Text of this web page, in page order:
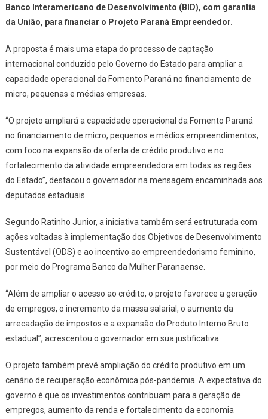
De
Em
Créditos
Banco Interamericano de Desenvolvimento (BID), com garantia
da União, para financiar o Projeto Paraná Empreendedor.
A proposta é mais uma etapa do processo de captação
internacional conduzido pelo Governo do Estado para ampliar a
capacidade operacional da Fomento Paraná no financiamento de
micro, pequenas e médias empresas.
“O projeto ampliará a capacidade operacional da Fomento Paraná
no financiamento de micro, pequenos e médios empreendimentos,
com foco na expansão da oferta de crédito produtivo e no
fortalecimento da atividade empreendedora em todas as regiões
do Estado”, destacou o governador na mensagem encaminhada aos
deputados estaduais.
Segundo Ratinho Junior, a iniciativa também será estruturada com
ações voltadas à implementação dos Objetivos de Desenvolvimento
Sustentável (ODS) e ao incentivo ao empreendedorismo feminino,
por meio do Programa Banco da Mulher Paranaense.
“Além de ampliar o acesso ao crédito, o projeto favorece a geração
de empregos, o incremento da massa salarial, o aumento da
arrecadação de impostos e a expansão do Produto Interno Bruto
estadual”, acrescentou o governador em sua justificativa.
O projeto também prevê ampliação do crédito produtivo em um
cenário de recuperação econômica pós-pandemia. A expectativa do
governo é que os investimentos contribuam para a geração de
empregos, aumento da renda e fortalecimento da economia